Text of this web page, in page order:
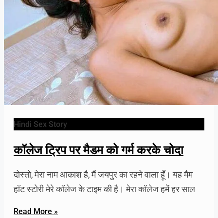
Hindi Sex Story
कॉलेज ट्रिप पर मैडम को गर्म करके चोदा
दोस्तो, मेरा नाम आकाश है, मैं जयपुर का रहने वाला हूँ। यह मैम
हॉट स्टोरी मेरे कॉलेज के टाइम की है। मेरा कॉलेज हमें हर साल
Read More »